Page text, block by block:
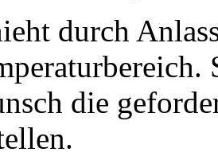
durch
die